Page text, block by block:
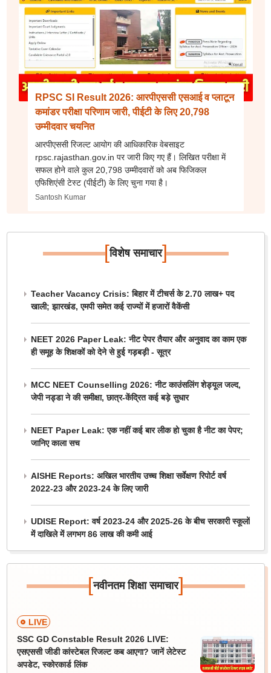
RPSC SI Result 2026: आरपीएससी एसआई व प्लाटून
कमांडर परीक्षा परिणाम जारी, पीईटी के लिए 20,798
उम्मीदवार चयनित
आरपीएससी रिजल्ट आयोग की आधिकारिक वेबसाइट
rpsc.rajasthan.gov.in पर जारी किए गए हैं। लिखित परीक्षा में
सफल होने वाले कुल 20,798 उम्मीदवारों को अब फिजिकल
एफिशिएंसी टेस्ट (पीईटी) के लिए चुना गया है।
Santosh Kumar
[विशेष समाचार]
Teacher Vacancy Crisis: बिहार में टीचर्स के 2.70 लाख+ पद
खाली; झारखंड, एमपी समेत कई राज्यों में हजारों वैकेंसी
NEET 2026 Paper Leak: नीट पेपर तैयार और अनुवाद का काम एक
ही समूह के शिक्षकों को देने से हुई गड़बड़ी - सूत्र
MCC NEET Counselling 2026: नीट काउंसलिंग शेड्यूल जल्द,
जेपी नड्डा ने की समीक्षा, छात्र-केंद्रित कई बड़े सुधार
NEET Paper Leak: एक नहीं कई बार लीक हो चुका है नीट का पेपर;
जानिए काला सच
AISHE Reports: अखिल भारतीय उच्च शिक्षा सर्वेक्षण रिपोर्ट वर्ष
2022-23 और 2023-24 के लिए जारी
UDISE Report: वर्ष 2023-24 और 2025-26 के बीच सरकारी स्कूलों
में दाखिले में लगभग 86 लाख की कमी आई
[नवीनतम शिक्षा समाचार]
LIVE
SSC GD Constable Result 2026 LIVE:
एसएससी जीडी कांस्टेबल रिजल्ट कब आएगा? जानें लेटेस्ट
अपडेट, स्कोरकार्ड लिंक